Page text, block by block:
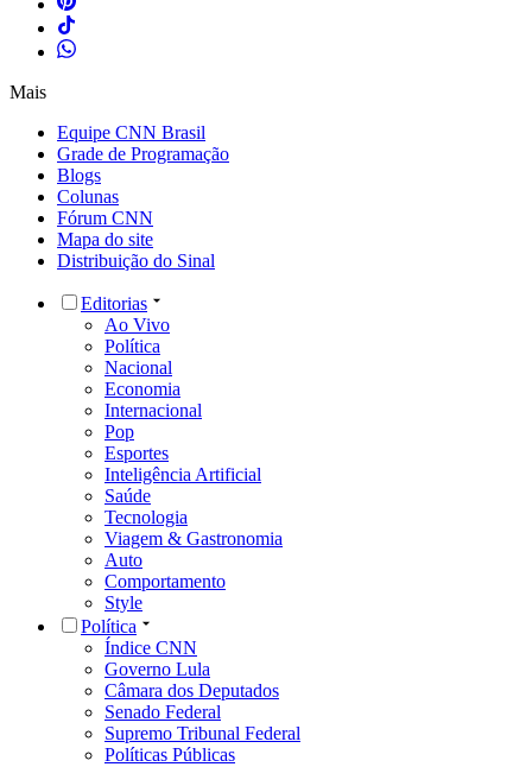
Mais
Equipe CNN Brasil
Grade de Programação
Blogs
Colunas
Fórum CNN
Mapa do site
Distribuição do Sinal
Editorias
Ao Vivo
Política
Nacional
Economia
Internacional
Pop
Esportes
Inteligência Artificial
Saúde
Tecnologia
Viagem & Gastronomia
Auto
Comportamento
Style
Política
Índice CNN
Governo Lula
Câmara dos Deputados
Senado Federal
Supremo Tribunal Federal
Políticas Públicas